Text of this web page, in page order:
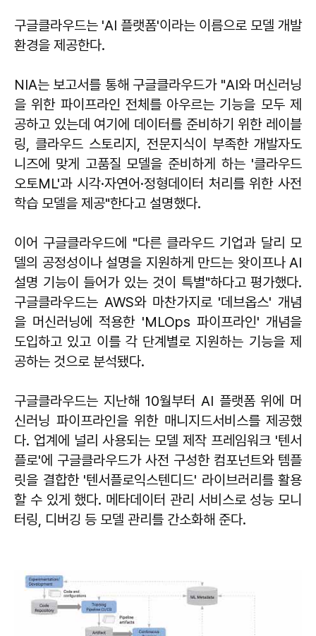
구글클라우드는 'AI 플랫폼'이라는 이름으로 모델 개발
환경을 제공한다.
NIA는 보고서를 통해 구글클라우드가 "AI와 머신러닝
을 위한 파이프라인 전체를 아우르는 기능을 모두 제
공하고 있는데 여기에 데이터를 준비하기 위한 레이블
링, 클라우드 스토리지, 전문지식이 부족한 개발자도
니즈에 맞게 고품질 모델을 준비하게 하는 '클라우드
오토ML'과 시각·자연어·정형데이터 처리를 위한 사전
학습 모델을 제공"한다고 설명했다.
이어 구글클라우드에 "다른 클라우드 기업과 달리 모
델의 공정성이나 설명을 지원하게 만드는 왓이프나 AI
설명 기능이 들어가 있는 것이 특별"하다고 평가했다.
구글클라우드는 AWS와 마찬가지로 '데브옵스' 개념
을 머신러닝에 적용한 'MLOps 파이프라인' 개념을
도입하고 있고 이를 각 단계별로 지원하는 기능을 제
공하는 것으로 분석됐다.
구글클라우드는 지난해 10월부터 AI 플랫폼 위에 머
신러닝 파이프라인을 위한 매니지드서비스를 제공했
다. 업계에 널리 사용되는 모델 제작 프레임워크 '텐서
플로'에 구글클라우드가 사전 구성한 컴포넌트와 템플
릿을 결합한 '텐서플로익스텐디드' 라이브러리를 활용
할 수 있게 했다. 메타데이터 관리 서비스로 성능 모니
터링, 디버깅 등 모델 관리를 간소화해 준다.